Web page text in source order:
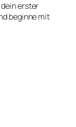
erster
beginne mit